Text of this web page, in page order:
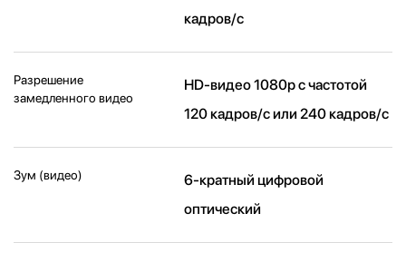
кадров/ с
Разрешение
замедленного видео
HD-видео 1080р c частотой
120 кадров/ с или 240 кадров/ с
Зум (видео)
6-кратный цифровой
оптический